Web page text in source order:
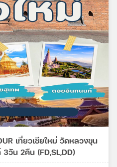
เที่ยวเชียใหม่ วัดหลวงขุน
วัน 2คืน (FD,SL,DD)